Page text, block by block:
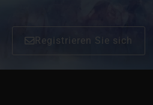
Registrieren Sie sich